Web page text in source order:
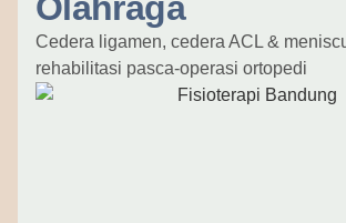
Olahraga
Cedera ligamen, cedera ACL &
rehabilitasi pasca-operasi ortopedi